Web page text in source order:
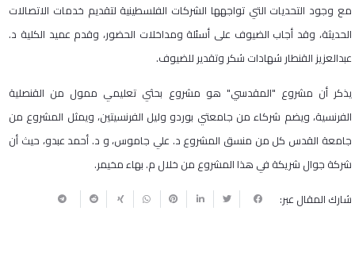
مع وجود التحديات التي تواجهها الشركات الفلسطينية لتقديم خدمات الاتصالات
الحديثة، وقد أجاب الضيوف على أسئلة ومداخلات الحضور، وقدم عميد الكلية د.
عبدالعزيز القنطار شهادات شكر وتقدير للضيوف.
يذكر أن مشروع "المقدسي" هو مشروع بحثي تعليمي ممول من القنصلية
الفرنسية، ويضم شركاء من جامعتي بوردو وليل الفرنسيتين، ويمثل المشروع من
جامعة القدس كل من منسق المشروع د. علي جاموس، و د. أحمد عبدو، حيث أن
شركة جوال شريكة في هذا المشروع من خلال م. بهاء مخيمر.
شارك المقال عبر: